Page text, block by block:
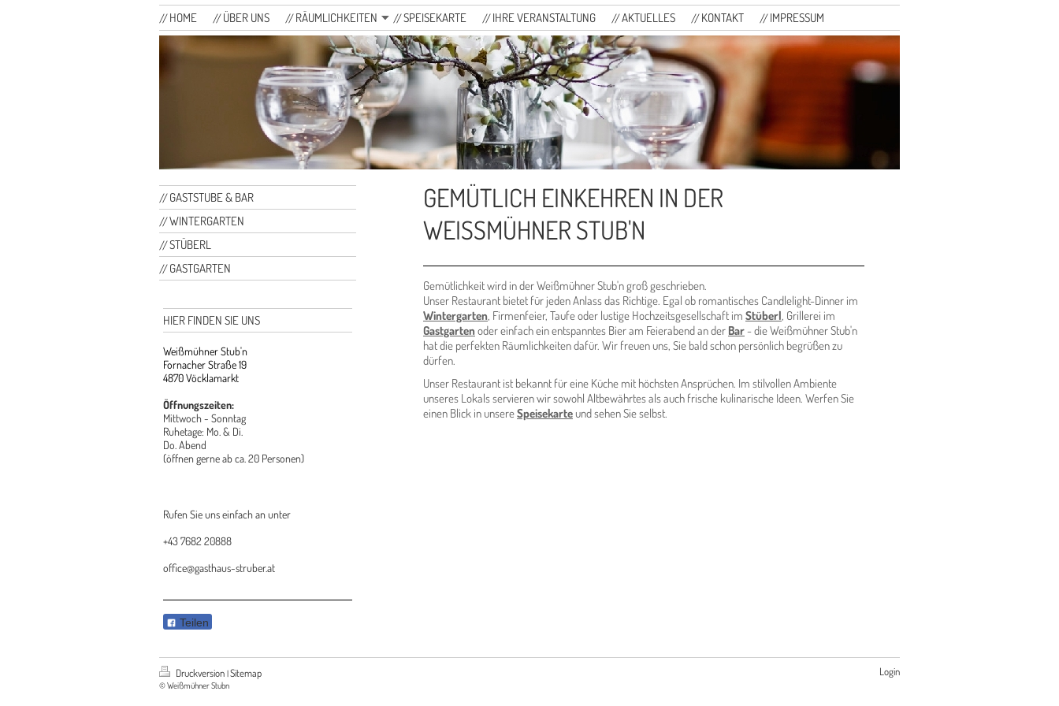
HOME ÜBER UNS RÄUMLICHKEITEN SPEISEKARTE IHRE VERANSTALTUNG AKTUELLES KONTAKT IMPRESSUM
GASTSTUBE & BAR
WINTERGARTEN
STÜBERL
GASTGARTEN
HIER FINDEN SIE UNS
Weißmühner Stub'n
Fornacher Straße 19
4870 Vöcklamarkt
Öffnungszeiten:
Mittwoch - Sonntag
Ruhetage: Mo. & Di.
Do. Abend
(öffnen gerne ab ca. 20 Personen)
Rufen Sie uns einfach an unter
+43 7682 20888
office@gasthaus-struber.at
Teilen
GEMÜTLICH EINKEHREN IN DER
WEISSMÜHNER STUB'N
Gemütlichkeit wird in der Weißmühner Stub'n groß geschrieben.
Unser Restaurant bietet für jeden Anlass das Richtige. Egal ob romantisches Candlelight-Dinner im
Wintergarten, Firmenfeier, Taufe oder lustige Hochzeitsgesellschaft im Stüberl, Grillerei im
Gastgartenoder einfach ein entspanntes Bier am Feierabend an der Bar- die Weißmühner Stub'n
hat die perfekten Räumlichkeiten dafür. Wir freuen uns, Sie bald schon persönlich begrüßen zu
dürfen.
Unser Restaurant ist bekannt für eine Küche mit höchsten Ansprüchen. Im stilvollen Ambiente
unseres Lokals servieren wir sowohl Altbewährtes als auch frische kulinarische Ideen. Werfen Sie
einen Blick in unsereSpeisekarte und sehen Sie selbst.
Druckversion |Sitemap
© Weißmühner Stubn
Login